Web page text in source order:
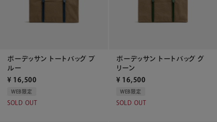
ボーデッサン トートバッグ ブ
ルー
¥ 16,500
WEB限定
SOLD OUT
ボーデッサン トートバッグ グ
リーン
¥ 16,500
WEB限定
SOLD OUT